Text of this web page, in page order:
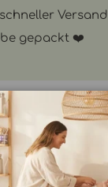
Versand
gepackt ❤️